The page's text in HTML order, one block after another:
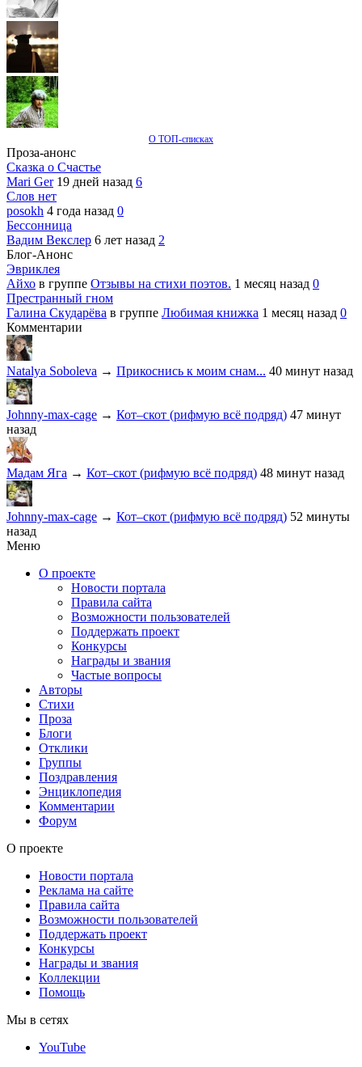
О ТОП-списках
Проза-анонс
Сказка о Счастье
Mari Ger 19 дней назад 6
Слов нет
posokh 4 года назад 0
Бессонница
Вадим Векслер 6 лет назад 2
Блог-Анонс
Эвриклея
Айхо в группе Отзывы на стихи поэтов. 1 месяц назад 0
Престранный гном
Галина Скударёва в группе Любимая книжка 1 месяц назад 0
Комментарии
Natalya Soboleva → Прикоснись к моим снам... 40 минут назад
Johnny-max-cage → Кот–скот (рифмую всё подряд) 47 минут
назад
Мадам Яга → Кот–скот (рифмую всё подряд) 48 минут назад
Johnny-max-cage → Кот–скот (рифмую всё подряд) 52 минуты
назад
Меню
О проекте
Новости портала
Правила сайта
Возможности пользователей
Поддержать проект
Конкурсы
Награды и звания
Частые вопросы
Авторы
Стихи
Проза
Блоги
Отклики
Группы
Поздравления
Энциклопедия
Комментарии
Форум
О проекте
Новости портала
Реклама на сайте
Правила сайта
Возможности пользователей
Поддержать проект
Конкурсы
Награды и звания
Коллекции
Помощь
Мы в сетях
YouTube